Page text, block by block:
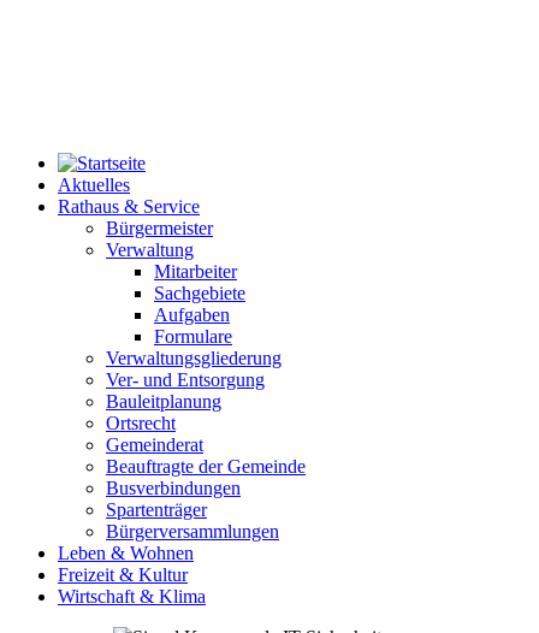
Aktuelles
Rathaus & Service
Bürgermeister
Verwaltung
Mitarbeiter
Sachgebiete
Aufgaben
Formulare
Verwaltungsgliederung
Ver- und Entsorgung
Bauleitplanung
Ortsrecht
Gemeinderat
Beauftragte der Gemeinde
Busverbindungen
Spartenträger
Bürgerversammlungen
Leben & Wohnen
Freizeit & Kultur
Wirtschaft & Klima